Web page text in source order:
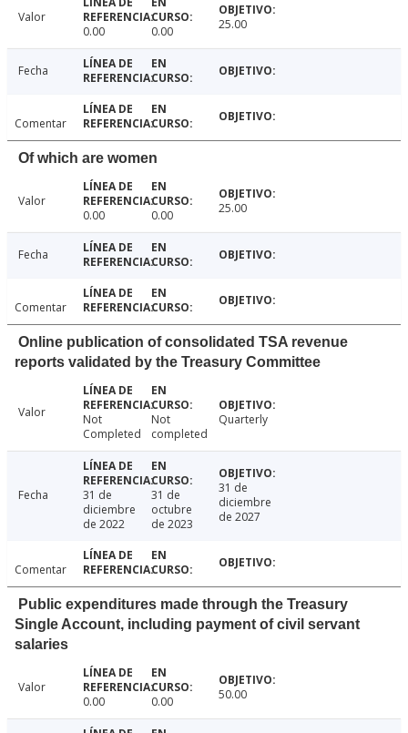
Valor
0.00
0.00 25.00
Fecha
Comentar
Of which are women
Valor
0.00
0.00 25.00
Fecha
Comentar
Online publication of consolidated TSA revenue
reports validated by the Treasury Committee
Valor
Not
Completed
Not
completed
Quarterly
Fecha
31 de
diciembre
de 2022
31 de
octubre
de 2023
31 de
diciembre
de 2027
Comentar
Public expenditures made through the Treasury
Single Account, including payment of civil servant
salaries
Valor
0.00
0.00 50.00